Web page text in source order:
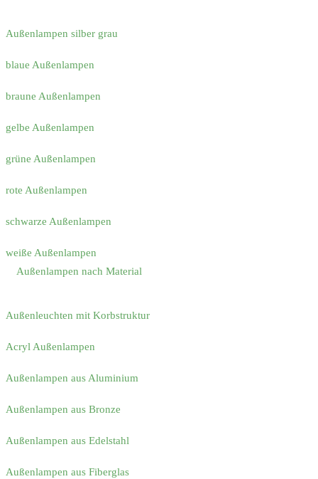
Außenlampen silber grau
blaue Außenlampen
braune Außenlampen
gelbe Außenlampen
grüne Außenlampen
rote Außenlampen
schwarze Außenlampen
weiße Außenlampen
Außenlampen nach Material
Außenleuchten mit Korbstruktur
Acryl Außenlampen
Außenlampen aus Aluminium
Außenlampen aus Bronze
Außenlampen aus Edelstahl
Außenlampen aus Fiberglas